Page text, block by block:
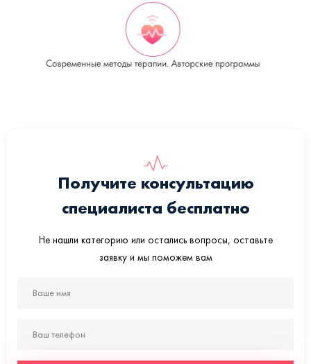
Получите консультацию
специалиста бесплатно
Не нашли категорию или остались вопросы, оставьте
заявку и мы поможем вам